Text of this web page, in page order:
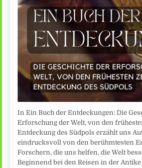
In Ein Buch der Entdeckungen: Die
Erforschung der Welt, von den
Entdeckung des Südpols erzählt uns
eindrucksvoll von den berühmtesten
Forschern, die uns helfen, die Welt
Beginnend bei den Reisen in der